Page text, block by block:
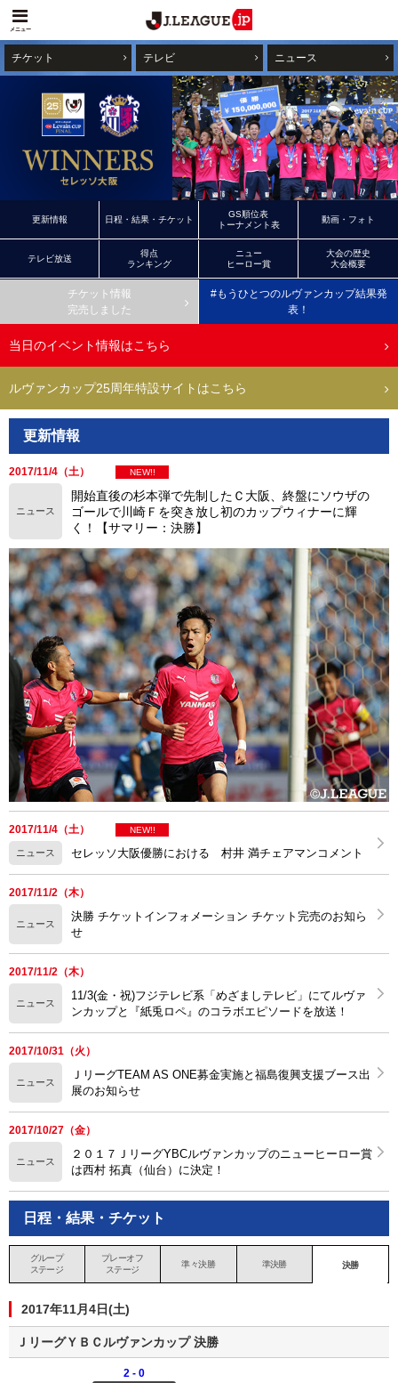
メニュー
チケット テレビ ニュース
更新情報 日程・結果・チケット
GS順位表
トーナメント表
動画・フォト
テレビ放送
得点
ランキング
ニュー
ヒーロー賞
大会の歴史
大会概要
チケット情報
完売しました
#もうひとつのルヴァンカップ結果発
表！
当日のイベント情報はこちら
ルヴァンカップ25周年特設サイトはこちら
更新情報
2017/11/4（土） NEW!!
ニュース
開始直後の杉本弾で先制したＣ大阪、終盤にソウザの
ゴールで川崎Ｆを突き放し初のカップウィナーに輝
く！【サマリー：決勝】
2017/11/4（土） NEW!!
ニュース セレッソ大阪優勝における 村井 満チェアマンコメント
2017/11/2（木）
ニュース
決勝 チケットインフォメーション チケット完売のお知ら
せ
2017/11/2（木）
ニュース
11/3(金・祝)フジテレビ系「めざましテレビ」にてルヴァ
ンカップと『紙兎ロペ』のコラボエピソードを放送！
2017/10/31（火）
ニュース
ＪリーグTEAM AS ONE募金実施と福島復興支援ブース出
展のお知らせ
2017/10/27（金）
ニュース
２０１７ＪリーグYBCルヴァンカップのニューヒーロー賞
は西村 拓真（仙台）に決定！
日程・結果・チケット
グループ
ステージ
プレーオフ
ステージ
準々決勝 準決勝 決勝
2017年11月4日(土)
ＪリーグＹＢＣルヴァンカップ 決勝
2 - 0